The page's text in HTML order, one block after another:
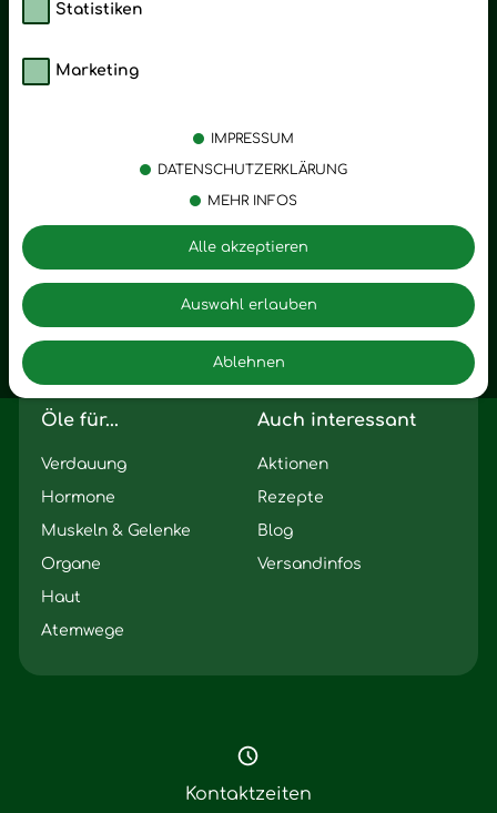
Statistiken
Marketing
IMPRESSUM
DATENSCHUTZERKLÄRUNG
MEHR INFOS
Ablehnen
Auswahl erlauben
Alle akzeptieren
Zuhause
Stress
Entspannung
Trauer
Romantik
Motivation
Seelischer Schlag
Öle für...
Verdauung
Hormone
Muskeln & Gelenke
Organe
Haut
Atemwege
Auch interessant
Aktionen
Rezepte
Blog
Versandinfos
Kontaktzeiten